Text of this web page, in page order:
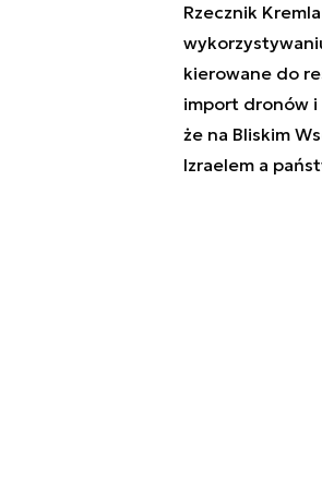
Rzecznik
kierowane do
import dronów i
że na Bliskim
Izraelem a